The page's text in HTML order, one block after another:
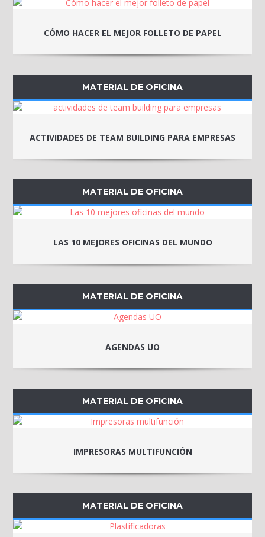
CÓMO HACER EL MEJOR FOLLETO DE PAPEL
MATERIAL DE OFICINA
ACTIVIDADES DE TEAM BUILDING PARA EMPRESAS
MATERIAL DE OFICINA
LAS 10 MEJORES OFICINAS DEL MUNDO
MATERIAL DE OFICINA
AGENDAS UO
MATERIAL DE OFICINA
IMPRESORAS MULTIFUNCIÓN
MATERIAL DE OFICINA